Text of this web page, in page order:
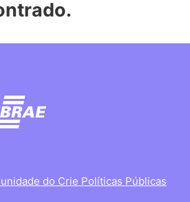
do Crie Políticas Públicas